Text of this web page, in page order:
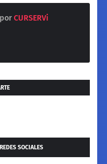
CURSERVi
SOCIALES